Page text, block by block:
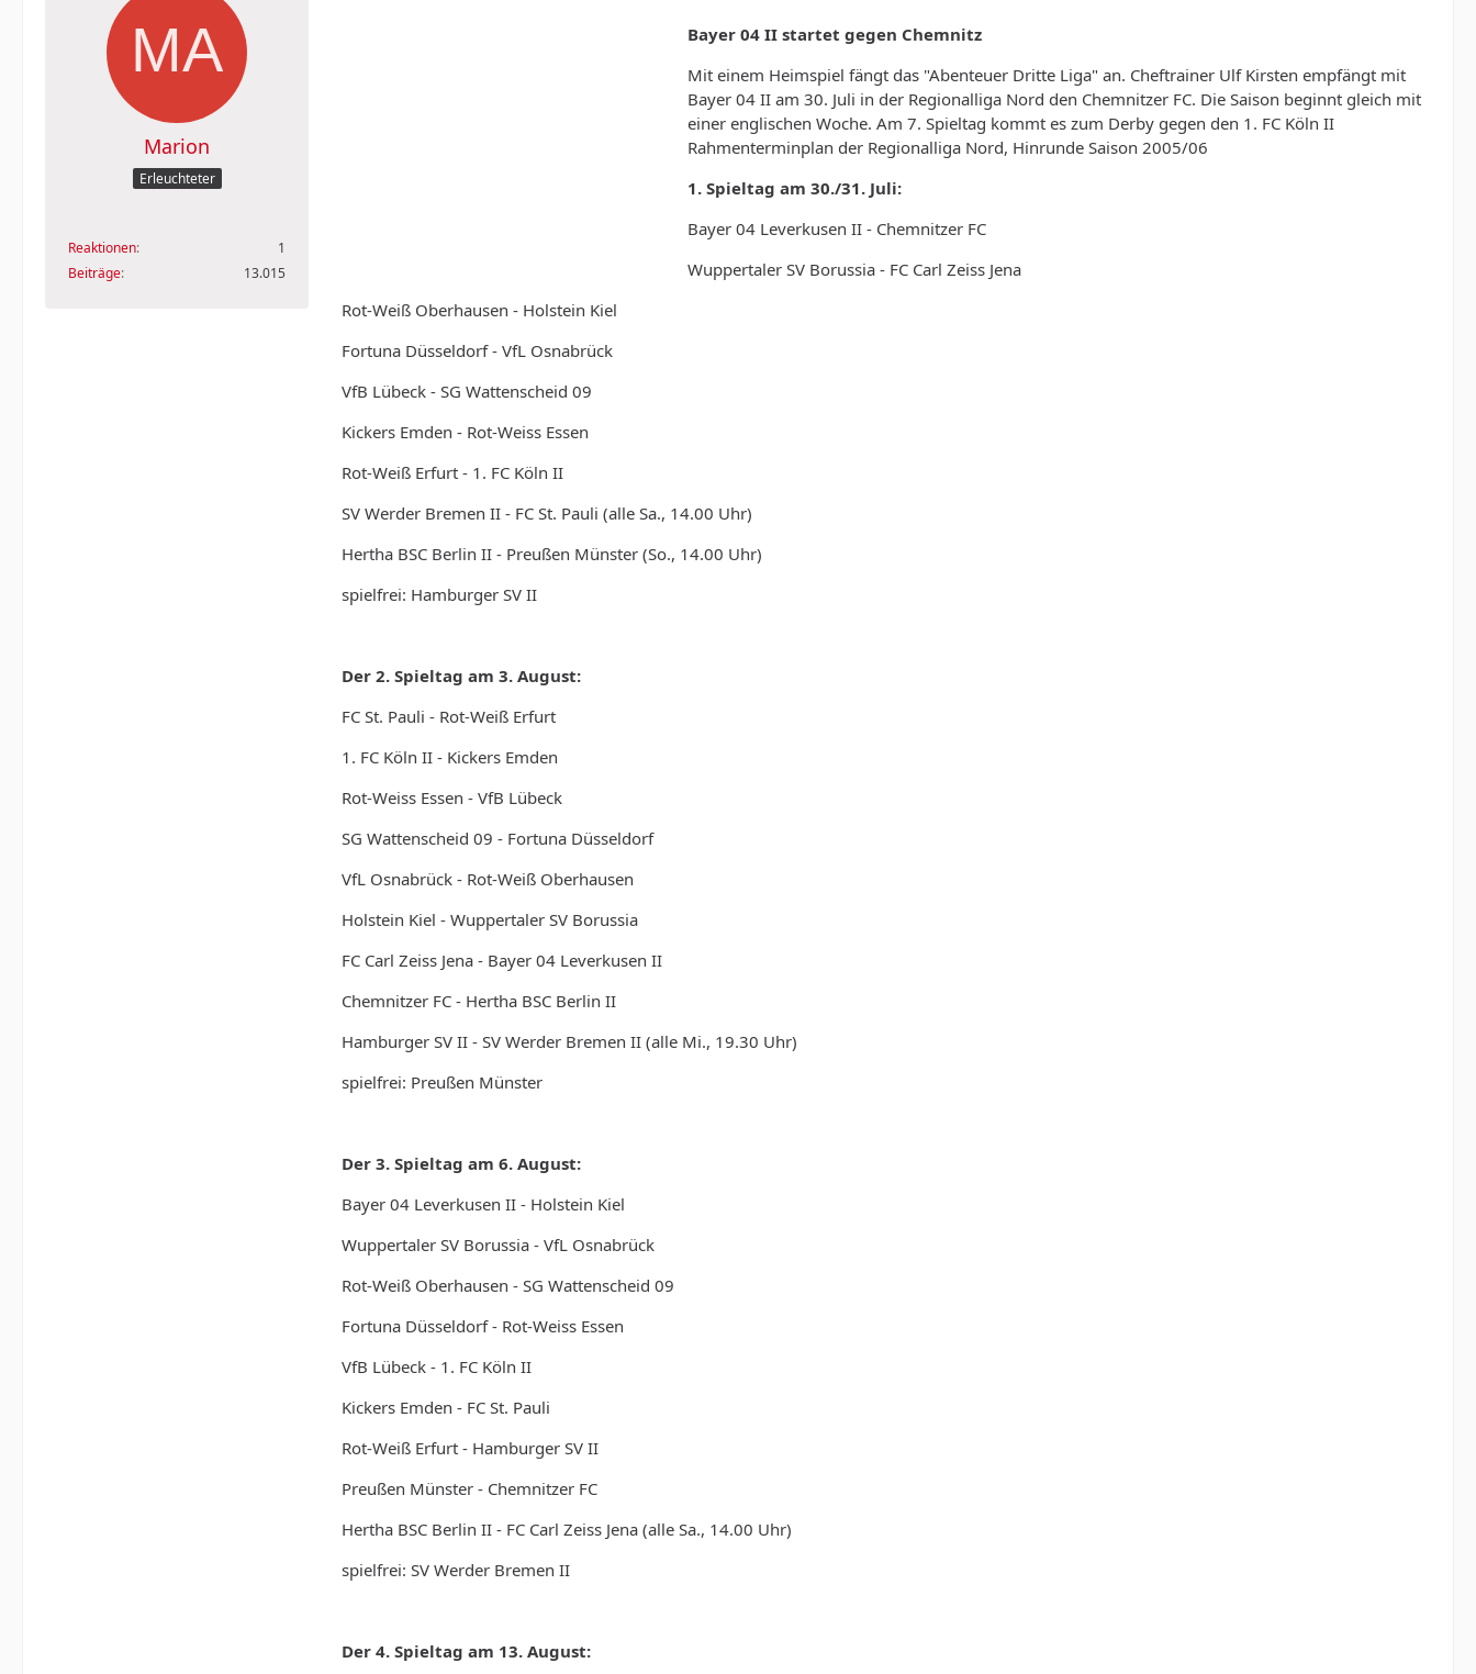
Marion
Erleuchteter
Reaktionen
1
Beiträge
13.015
Bayer 04 II startet gegen Chemnitz
Mit einem Heimspiel fängt das "Abenteuer Dritte Liga" an. Cheftrainer Ulf Kirsten empfängt mit
Bayer 04 II am 30. Juli in der Regionalliga Nord den Chemnitzer FC. Die Saison beginnt gleich mit
einer englischen Woche. Am 7. Spieltag kommt es zum Derby gegen den 1. FC Köln II
Rahmenterminplan der Regionalliga Nord, Hinrunde Saison 2005/06
1. Spieltag am 30./31. Juli:
Bayer 04 Leverkusen II - Chemnitzer FC
Wuppertaler SV Borussia - FC Carl Zeiss Jena
Rot-Weiß Oberhausen - Holstein Kiel
Fortuna Düsseldorf - VfL Osnabrück
VfB Lübeck - SG Wattenscheid 09
Kickers Emden - Rot-Weiss Essen
Rot-Weiß Erfurt - 1. FC Köln II
SV Werder Bremen II - FC St. Pauli (alle Sa., 14.00 Uhr)
Hertha BSC Berlin II - Preußen Münster (So., 14.00 Uhr)
spielfrei: Hamburger SV II
Der 2. Spieltag am 3. August:
FC St. Pauli - Rot-Weiß Erfurt
1. FC Köln II - Kickers Emden
Rot-Weiss Essen - VfB Lübeck
SG Wattenscheid 09 - Fortuna Düsseldorf
VfL Osnabrück - Rot-Weiß Oberhausen
Holstein Kiel - Wuppertaler SV Borussia
FC Carl Zeiss Jena - Bayer 04 Leverkusen II
Chemnitzer FC - Hertha BSC Berlin II
Hamburger SV II - SV Werder Bremen II (alle Mi., 19.30 Uhr)
spielfrei: Preußen Münster
Der 3. Spieltag am 6. August:
Bayer 04 Leverkusen II - Holstein Kiel
Wuppertaler SV Borussia - VfL Osnabrück
Rot-Weiß Oberhausen - SG Wattenscheid 09
Fortuna Düsseldorf - Rot-Weiss Essen
VfB Lübeck - 1. FC Köln II
Kickers Emden - FC St. Pauli
Rot-Weiß Erfurt - Hamburger SV II
Preußen Münster - Chemnitzer FC
Hertha BSC Berlin II - FC Carl Zeiss Jena (alle Sa., 14.00 Uhr)
spielfrei: SV Werder Bremen II
Der 4. Spieltag am 13. August: